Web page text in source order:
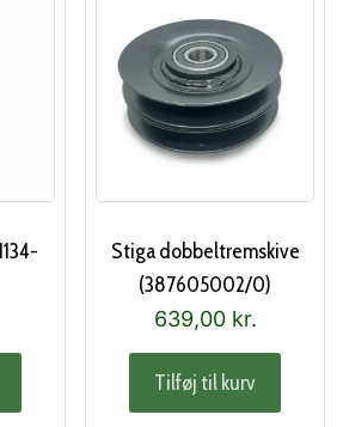
Stiga dobbeltremskive
(387605002/0)
639,00 kr.
Tilføj til kurv